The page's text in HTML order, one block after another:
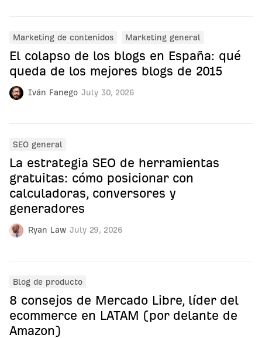
Iván Fanego July 30, 2026
Marketing de contenidos Marketing general
El colapso de los blogs en España: qué
queda de los mejores blogs de 2015
Ryan Law July 29, 2026
SEO general
La estrategia SEO de herramientas
gratuitas: cómo posicionar con
calculadoras, conversores y
generadores
Blog de producto
8 consejos de Mercado Libre, líder del
ecommerce en LATAM (por delante de
Amazon)